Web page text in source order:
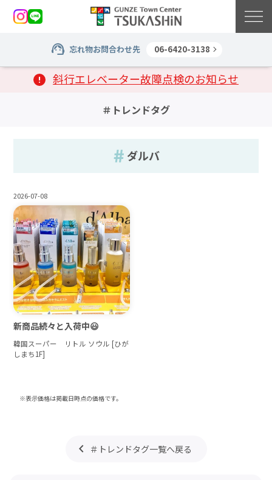
斜行エレベーター故障点検のお知らせ
忘れ物お問合わせ先 06-6420-3138
＃トレンドタグ
ダルバ
2026-07-08
新商品続々と入荷中😃
韓国スーパー リトル ソウル [ひが
しまち1F]
※表示価格は掲載日時点の価格です。
＃トレンドタグ一覧へ戻る